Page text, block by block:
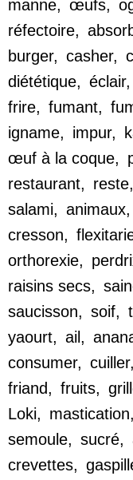
manne, œufs,
réfectoire,
burger, casher,
diététique, éclair,
frire, fumant,
igname, impur,
œuf à la coque,
restaurant, reste,
salami, animaux,
cresson,
orthorexie,
raisins secs,
saucisson, soif,
yaourt, ail,
consumer, cuiller,
friand, fruits,
Loki, mastication,
semoule, sucré,
crevettes,